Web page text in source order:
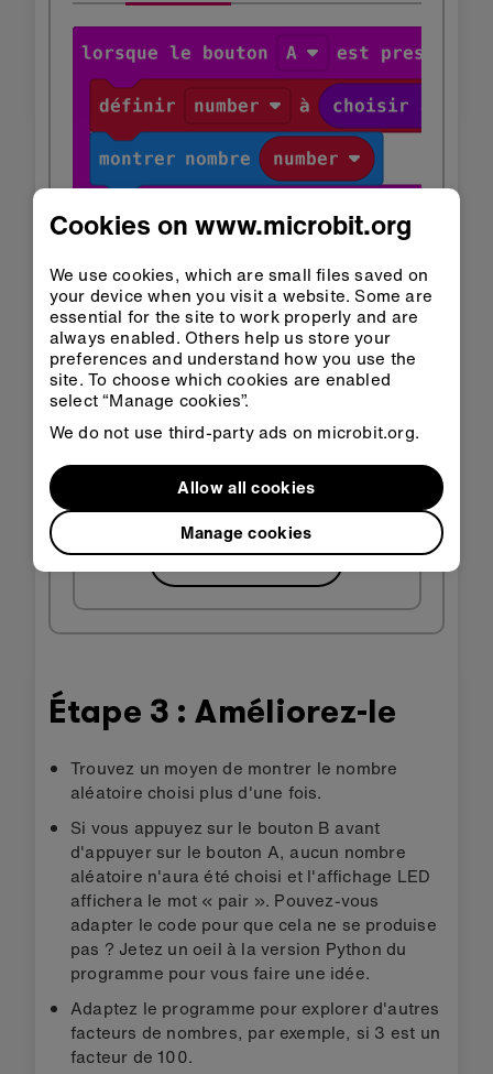
Ouvrir dans
Classroom dans
MakeCode
Télécharger le HEX
Étape 3 : Améliorez-le
Trouvez un moyen de montrer le nombre
aléatoire choisi plus d'une fois.
Si vous appuyez sur le bouton B avant
d'appuyer sur le bouton A, aucun nombre
aléatoire n'aura été choisi et l'affichage LED
affichera le mot « pair ». Pouvez-vous
adapter le code pour que cela ne se produise
pas ? Jetez un oeil à la version Python du
programme pour vous faire une idée.
Adaptez le programme pour explorer d'autres
facteurs de nombres, par exemple, si 3 est un
facteur de 100.
Cookies on www.microbit.org
We use cookies, which are small files saved on
your device when you visit a website. Some are
essential for the site to work properly and are
always enabled. Others help us store your
preferences and understand how you use the
site. To choose which cookies are enabled
select “Manage cookies”.
We do not use third-party ads on microbit.org.
Manage cookies
Allow all cookies